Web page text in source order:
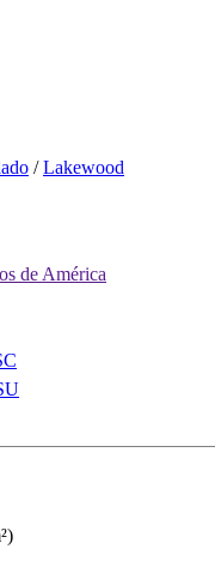
/Lakewood
de América